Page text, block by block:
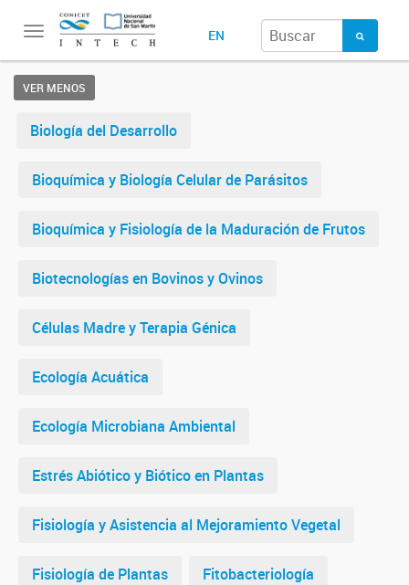
Toggle
EN
VER MENOS
Biología del Desarrollo
Bioquímica y Biología Celular de Parásitos
Bioquímica y Fisiología de la Maduración de Frutos
Biotecnologías en Bovinos y Ovinos
Células Madre y Terapia Génica
Ecología Acuática
Ecología Microbiana Ambiental
Estrés Abiótico y Biótico en Plantas
Fisiología y Asistencia al Mejoramiento Vegetal
Fisiología de Plantas Fitobacteriología